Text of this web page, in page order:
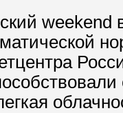
weekend